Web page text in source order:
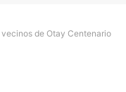
de Otay Centenario